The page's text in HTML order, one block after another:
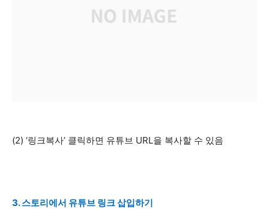
(2) ‘링크복사’ 클릭하면 유튜브 URL을 복사할 수 있음
3. 스토리에서 유튜브 링크 삽입하기